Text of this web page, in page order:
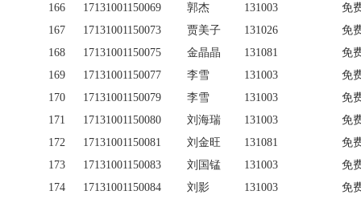
166
17131001150069 郭杰 131003
免
167
17131001150073 贾美子 131026
免
168
17131001150075 金晶晶 131081
免
169
17131001150077 李雪 131003
免
170
17131001150079 李雪 131003
免
171
17131001150080 刘海瑞 131003
免
172
17131001150081 刘金旺 131081
免
173
17131001150083 刘国锰 131003
免
174
17131001150084 刘影 131003
免